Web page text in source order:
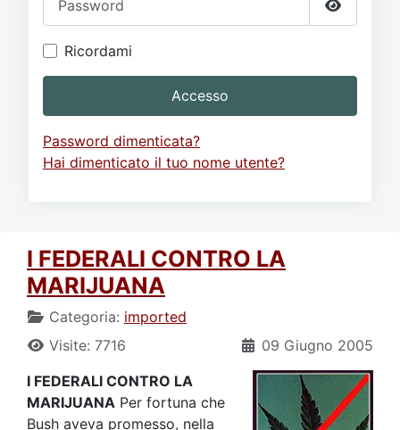
Mostra
Ricordami
Accesso
Password dimenticata?
Hai dimenticato il tuo nome utente?
I FEDERALI CONTRO LA
MARIJUANA
Categoria: imported
09 Giugno 2005
Visite: 7716
I FEDERALI CONTRO LA
MARIJUANA Per fortuna che
Bush aveva promesso, nella